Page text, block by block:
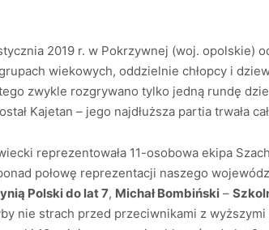
2019 r. w Pokrzywnej (woj. opolskie)
wiekowych, oddzielnie chłopcy i
zwykle rozgrywano tylko jedną rundę
Kajetan – jego najdłuższa partia trwała
reprezentowała 11-osobowa ekipa
połowę reprezentacji naszego
Polski do lat 7, Michał Bombiński –
nie strach przed przeciwnikami z wyższymi